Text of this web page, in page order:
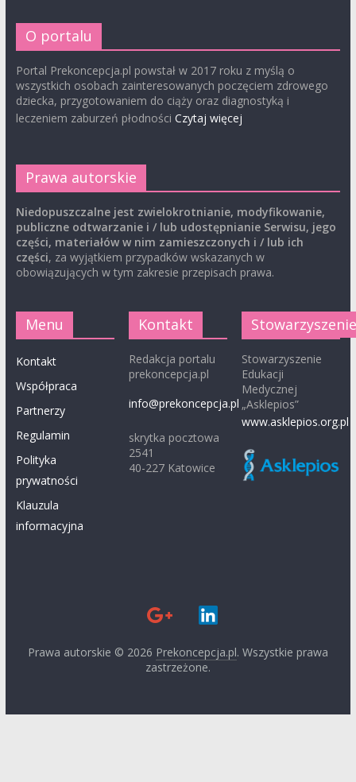
O portalu
Portal Prekoncepcja.pl powstał w 2017 roku z myślą o
wszystkich osobach zainteresowanych poczęciem zdrowego
dziecka, przygotowaniem do ciąży oraz diagnostyką i
leczeniem zaburzeń płodności Czytaj więcej
Prawa autorskie
Niedopuszczalne jest zwielokrotnianie, modyfikowanie,
publiczne odtwarzanie i / lub udostępnianie Serwisu, jego
części, materiałów w nim zamieszczonych i / lub ich
części, za wyjątkiem przypadków wskazanych w
obowiązujących w tym zakresie przepisach prawa.
Menu
Kontakt
Współpraca
Partnerzy
Regulamin
Polityka
prywatności
Klauzula
informacyjna
Kontakt
Redakcja portalu
prekoncepcja.pl
info@prekoncepcja.pl
skrytka pocztowa
2541
40-227 Katowice
Stowarzyszenie
Edukacji
Medycznej
„Asklepios”
www.asklepios.org.pl
Prawa autorskie © 2026 Prekoncepcja.pl. Wszystkie prawa
zastrzeżone.